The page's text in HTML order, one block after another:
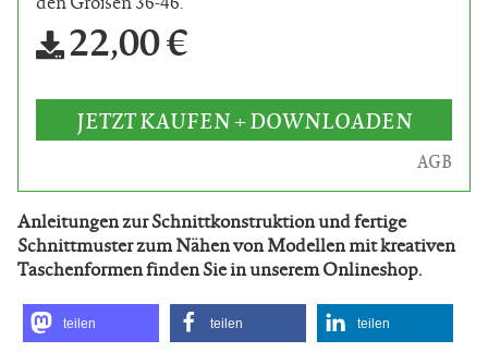
22,00 €
JETZT KAUFEN + DOWNLOADEN
AGB
Anleitungen zur Schnittkonstruktion und fertige
Schnittmuster zum Nähen von Modellen mit kreativen
Taschenformen finden Sie in unserem Onlineshop.
teilen teilen teilen